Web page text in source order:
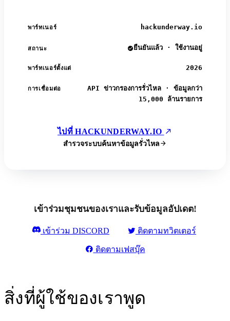
พาร์ทเนอร์ hackunderway.io
สถานะ ยืนยันแล้ว · ใช้งานอยู่
พาร์ทเนอร์ตั้งแต่ 2026
การเชื่อมต่อ
API ข่าวกรองการรั่วไหล · ข้อมูลกว่า
15,000 ล้านรายการ
ไปที่ HACKUNDERWAY.IO
สำรวจระบบค้นหาข้อมูลรั่วไหล
เข้าร่วมชุมชนของเราและรับข้อมูลอัปเดต!
เข้าร่วม DISCORD ติดตามทวิตเตอร์
ติดตามเฟสบุ๊ค
สิ่งที่ผู้ใช้ของเราพูด